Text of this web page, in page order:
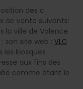
des c
de vente suivants:
la ville de Valence
; son site web : VLC
les kiosques
aux fins des
comme étant le